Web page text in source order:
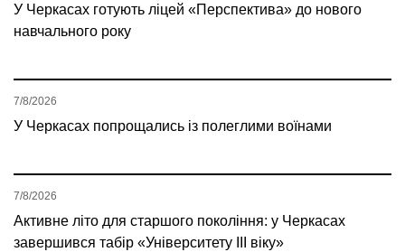
У Черкасах готують ліцей «Перспектива» до нового
навчального року
У Черкасах попрощались із полеглими воїнами
7/8/2026
Активне літо для старшого покоління: у Черкасах
завершився табір «Університету ІІІ віку»
7/8/2026